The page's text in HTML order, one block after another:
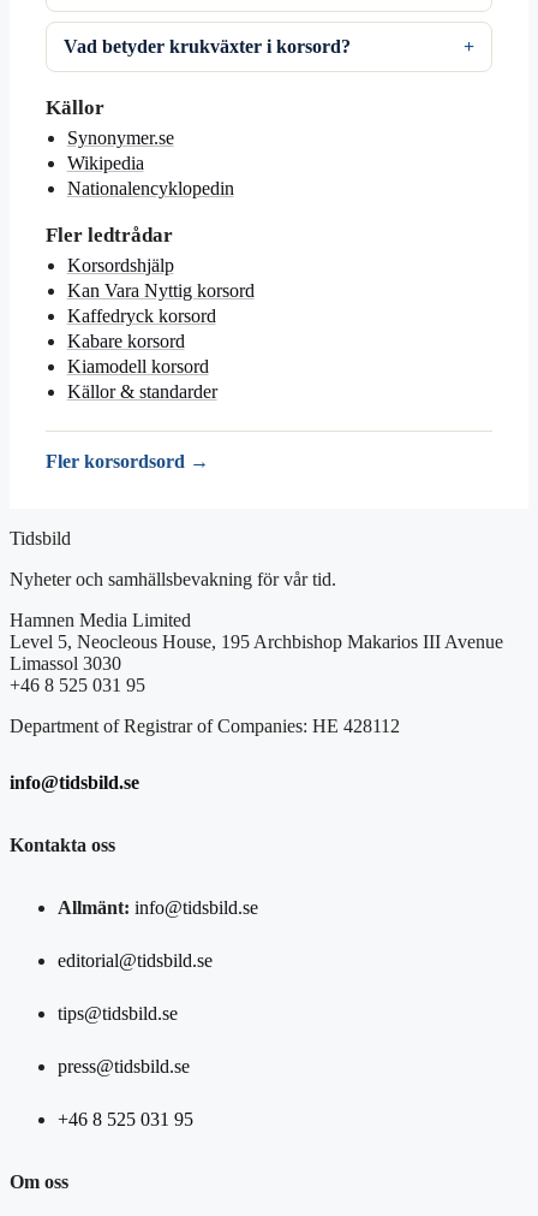
Vad betyder krukväxter i korsord?
Källor
Synonymer.se
Wikipedia
Nationalencyklopedin
Fler ledtrådar
Korsordshjälp
Kan Vara Nyttig korsord
Kaffedryck korsord
Kabare korsord
Kiamodell korsord
Källor & standarder
Fler korsordsord →
Tidsbild
Nyheter och samhällsbevakning för vår tid.
Hamnen Media Limited
Level 5, Neocleous House, 195 Archbishop Makarios III Avenue
Limassol 3030
+46 8 525 031 95
Department of Registrar of Companies: HE 428112
info@tidsbild.se
Kontakta oss
Allmänt: info@tidsbild.se
editorial@tidsbild.se
tips@tidsbild.se
press@tidsbild.se
+46 8 525 031 95
Om oss